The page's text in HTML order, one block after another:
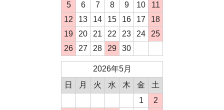
5
6 7 8 9 10
11
12
13 14 15 16 17
18
19
20 21 22 23 24
25
26
27 28 29 30
2026年5月
日
月 火 水 木 金
土
1
2